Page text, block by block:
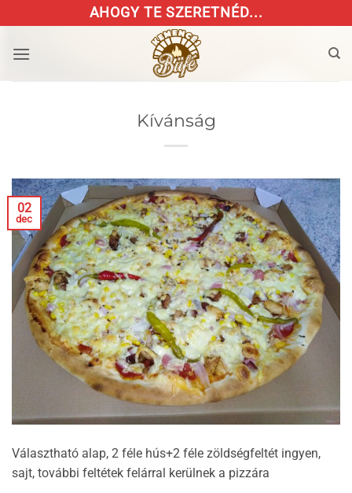
to
content
AHOGY TE SZERETNÉD...
Kívánság
02
dec
Választható alap, 2 féle hús+2 féle zöldségfeltét ingyen,
sajt, további feltétek felárral kerülnek a pizzára